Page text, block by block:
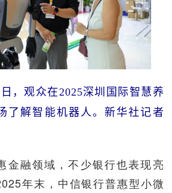
，观众在2025深圳国际智慧养
了解智能机器人。新华社记者
融领域，不少银行也表现亮
年末，中信银行普惠型小微